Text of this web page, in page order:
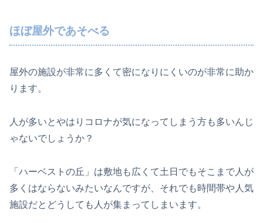
ほぼ屋外であそべる
屋外の施設が非常に多くて密になりにくいのが非常に助か
ります。
人が多いとやはりコロナが気になってしまう方も多いんじ
ゃないでしょうか？
「ハーベストの丘」は敷地も広くて土日でもそこまで人が
多くはならないみたいなんですが、それでも時間帯や人気
施設だとどうしても人が集まってしまいます。